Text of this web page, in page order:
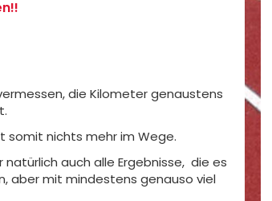
die Kilometer genaustens
somit nichts mehr im Wege.
auch alle Ergebnisse, die es
aber mit mindestens genauso viel